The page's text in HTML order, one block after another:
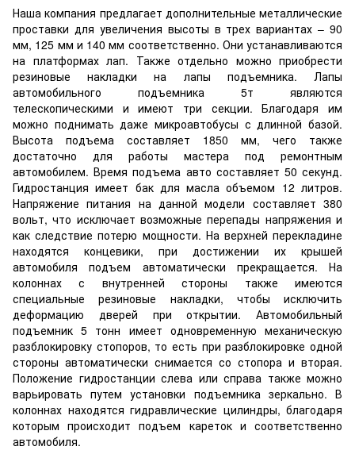
Наша компания предлагает дополнительные металлические
проставки для увеличения высоты в трех вариантах – 90
мм, 125 мм и 140 мм соответственно. Они устанавливаются
на платформах лап. Также отдельно можно приобрести
резиновые накладки на лапы подъемника. Лапы
автомобильного подъемника 5т являются
телескопическими и имеют три секции. Благодаря им
можно поднимать даже микроавтобусы с длинной базой.
Высота подъема составляет 1850 мм, чего также
достаточно для работы мастера под ремонтным
автомобилем. Время подъема авто составляет 50 секунд.
Гидростанция имеет бак для масла объемом 12 литров.
Напряжение питания на данной модели составляет 380
вольт, что исключает возможные перепады напряжения и
как следствие потерю мощности. На верхней перекладине
находятся концевики, при достижении их крышей
автомобиля подъем автоматически прекращается. На
колоннах с внутренней стороны также имеются
специальные резиновые накладки, чтобы исключить
деформацию дверей при открытии. Автомобильный
подъемник 5 тонн имеет одновременную механическую
разблокировку стопоров, то есть при разблокировке одной
стороны автоматически снимается со стопора и вторая.
Положение гидростанции слева или справа также можно
варьировать путем установки подъемника зеркально. В
колоннах находятся гидравлические цилиндры, благодаря
которым происходит подъем кареток и соответственно
автомобиля.